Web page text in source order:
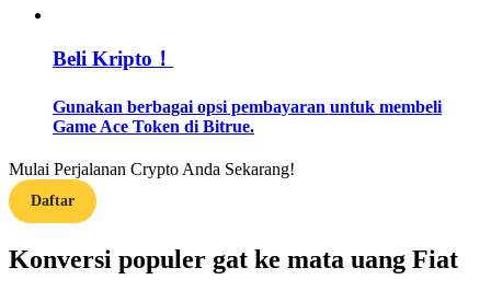
Strategi perdagangan
Beli Kripto！
Gunakan berbagai opsi pembayaran untuk membeli
Game Ace Token di Bitrue.
Mulai Perjalanan Crypto Anda Sekarang!
Daftar
Konversi populer gat ke mata uang Fiat